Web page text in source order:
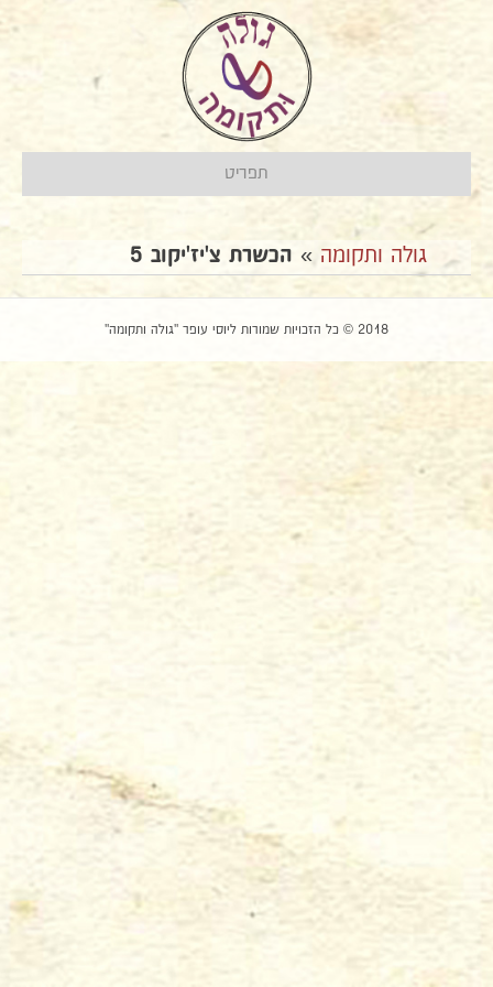
תפריט
גולה ותקומה » הכשרת צ'יז'יקוב 5
2018 © כל הזכויות שמורות ליוסי עופר "גולה ותקומה"